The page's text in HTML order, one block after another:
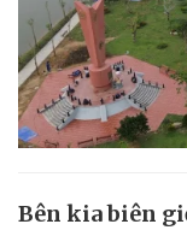
Bên kia biên